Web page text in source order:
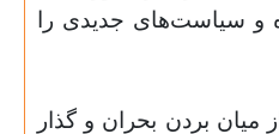
و سیاست‌های جدیدی را
میان بردن بحران و گذار